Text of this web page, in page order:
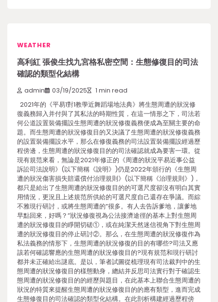
WEATHER
高利紅 張俊生找九宮格私密空間：生態修復目的司法
確認的類型化結構
admin 03/19/2025 1 min read
2021年的《平易1對1教學近舞蹈場地法典》將生態周遭的狀況修
復義務歸入并付與了其私法的時期性質，在這一情形之下，司法若
何公道設置裝備擺設生態周遭的狀況修復義務便成為至關主要的命
題。而生態周遭的狀況修復目的又決議了生態周遭的狀況修復義務
的設置裝備擺設水平，那么在修復義務的司法設置裝備擺設經過歷
程傍邊，生態周遭的狀況修復目的的司法確認就成為要害一環。從
現有規范來看，無論是2021年修正的《周遭的狀況平易近事公益
訴訟司法說明》(以下簡稱《說明》)仍是2022年頒行的《生態周
遭的狀況傷害損失賠還償付治理規則》(以下簡稱《治理規則》)，
都只是給出了生態周遭的狀況修復目的的可選尺度卻沒有明白其實
用情況，更況且上述規范所供給的可選尺度自己還存在爭議。而綜
不雅現行研討，或將生態周遭的”很多。有人去告訴爹地，讓爹地
早點回來，好嗎？”狀況修復視為公法接濟途徑的基本上對生態周
遭的狀況修復目的睜開切磋①，或在純潔天然迷信視角下對生態周
遭的狀況修復目的停止研討②。那么，在生態周遭的狀況修復作為
私法義務的情形下，生態周遭的狀況修復的目的有哪些?司法又應
該若何確認響應的生態周遭的狀況修復目的?現有規范和現行研討
都并未正確給出謎底。是以，筆者試圖從梳理現有司法裁判中的生
態周遭的狀況修復目的樣態動身，總結并反思司法實行對于確認生
態周遭的狀況修復目的的經歷與題目，在此基本上聯合生態周遭的
狀況的特質來提醒生態周遭的狀況修復目的的應有類型，進而完成
生態修復目的司法確認的類型化結構。在此剖析構建經過歷程傍